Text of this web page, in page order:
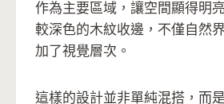
作為主要區域，讓空間顯得明
較深色的木紋收邊，不僅自然
加了視覺層次。
這樣的設計並非單純混搭，而